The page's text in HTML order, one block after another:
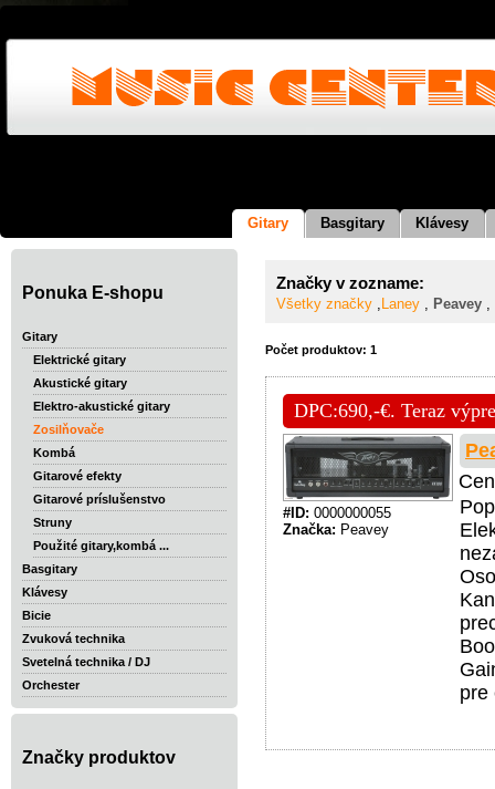
Gitary Basgitary Klávesy
Ponuka E-shopu
Gitary
Elektrické gitary
Akustické gitary
Elektro-akustické gitary
Zosilňovače
Kombá
Gitarové efekty
Gitarové príslušenstvo
Struny
Použité gitary,kombá ...
Basgitary
Klávesy
Bicie
Zvuková technika
Svetelná technika / DJ
Orchester
Značky produktov
Značky v zozname:
Všetky značky , Laney , Peavey ,
Počet produktov: 1
DPC:690,-€. Teraz
#ID: 0000000055
Značka: Peavey
pre